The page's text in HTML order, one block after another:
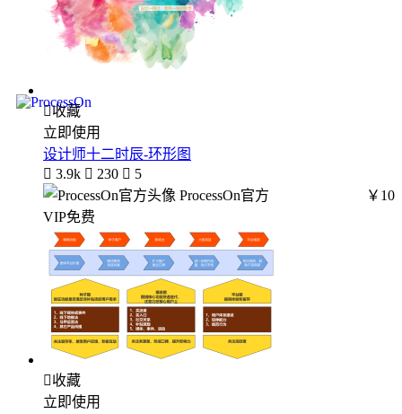
收藏
立即使用
设计师十二时辰-环形图
 3.9k  230  5
ProcessOn官方
￥10
VIP免费
收藏
立即使用